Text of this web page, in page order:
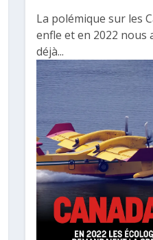
La polémique sur les
enfle et en 2022 nous
déjà...